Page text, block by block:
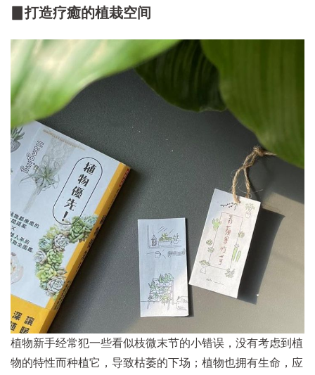
▊打造疗癒的植栽空间
植物新手经常犯一些看似枝微末节的小错误，没有考虑到植
物的特性而种植它，导致枯萎的下场；植物也拥有生命，应